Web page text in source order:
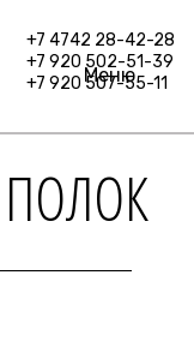
+7 4742 28-42-28
+7 920 502-51-39
+7 920 507-55-11
Меню